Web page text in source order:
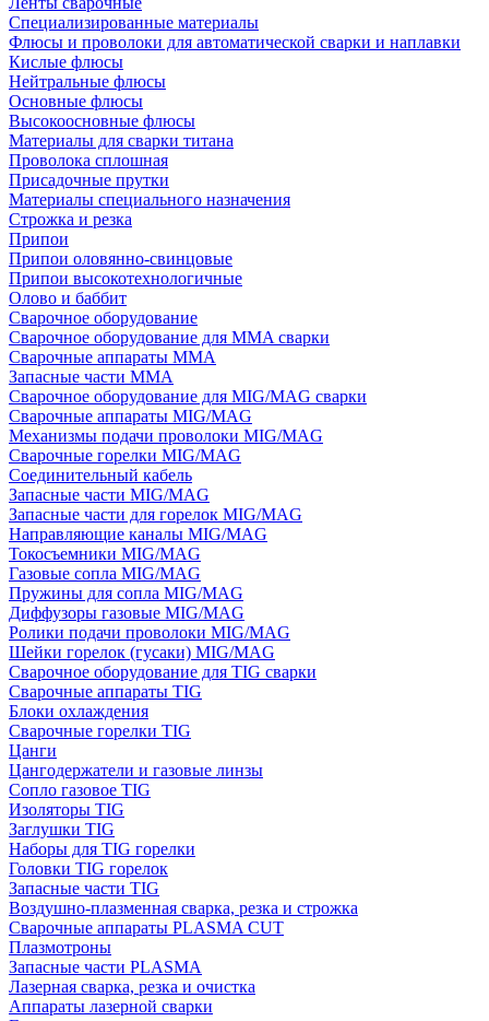
Специализированные материалы
Флюсы и проволоки для автоматической сварки и наплавки
Кислые флюсы
Нейтральные флюсы
Основные флюсы
Высокоосновные флюсы
Материалы для сварки титана
Проволока сплошная
Присадочные прутки
Материалы специального назначения
Строжка и резка
Припои
Припои оловянно-свинцовые
Припои высокотехнологичные
Олово и баббит
Сварочное оборудование
Сварочное оборудование для MMA сварки
Сварочные аппараты MMA
Запасные части MMA
Сварочное оборудование для MIG/MAG сварки
Сварочные аппараты MIG/MAG
Механизмы подачи проволоки MIG/MAG
Сварочные горелки MIG/MAG
Соединительный кабель
Запасные части MIG/MAG
Запасные части для горелок MIG/MAG
Направляющие каналы MIG/MAG
Токосъемники MIG/MAG
Газовые сопла MIG/MAG
Пружины для сопла MIG/MAG
Диффузоры газовые MIG/MAG
Ролики подачи проволоки MIG/MAG
Шейки горелок (гусаки) MIG/MAG
Сварочное оборудование для TIG сварки
Сварочные аппараты TIG
Блоки охлаждения
Сварочные горелки TIG
Цанги
Цангодержатели и газовые линзы
Сопло газовое TIG
Изоляторы TIG
Заглушки TIG
Наборы для TIG горелки
Головки TIG горелок
Запасные части TIG
Воздушно-плазменная сварка, резка и строжка
Сварочные аппараты PLASMA CUT
Плазмотроны
Запасные части PLASMA
Лазерная сварка, резка и очистка
Аппараты лазерной сварки